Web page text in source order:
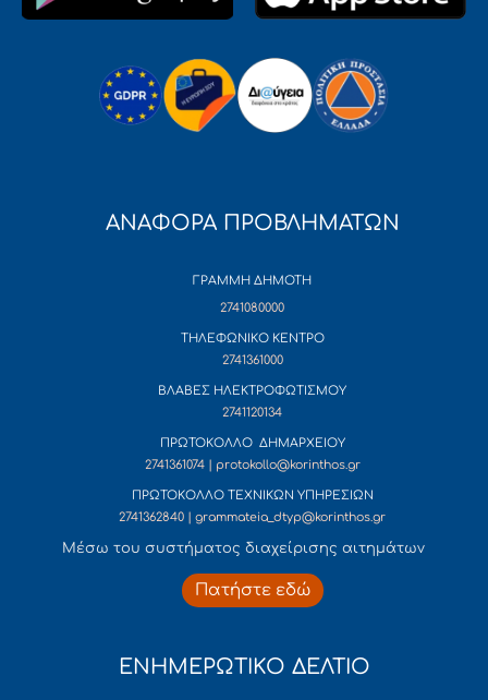
ΑΝΑΦΟΡΑ ΠΡΟΒΛΗΜΑΤΩΝ
ΓΡΑΜΜΗ ΔΗΜΟΤΗ
2741080000
ΤΗΛΕΦΩΝΙΚΟ ΚΕΝΤΡΟ
2741361000
ΒΛΑΒΕΣ ΗΛΕΚΤΡΟΦΩΤΙΣΜΟΥ
2741120134
ΠΡΩΤΟΚΟΛΛΟ ΔΗΜΑΡΧΕΙΟΥ
2741361074 | protokollo@korinthos.gr
ΠΡΩΤΟΚΟΛΛΟ ΤΕΧΝΙΚΩΝ ΥΠΗΡΕΣΙΩΝ
2741362840 | grammateia_dtyp@korinthos.gr
Mέσω του συστήματος διαχείρισης αιτημάτων
Πατήστε εδώ
ΕΝΗΜΕΡΩΤΙΚΟ ΔΕΛΤΙΟ